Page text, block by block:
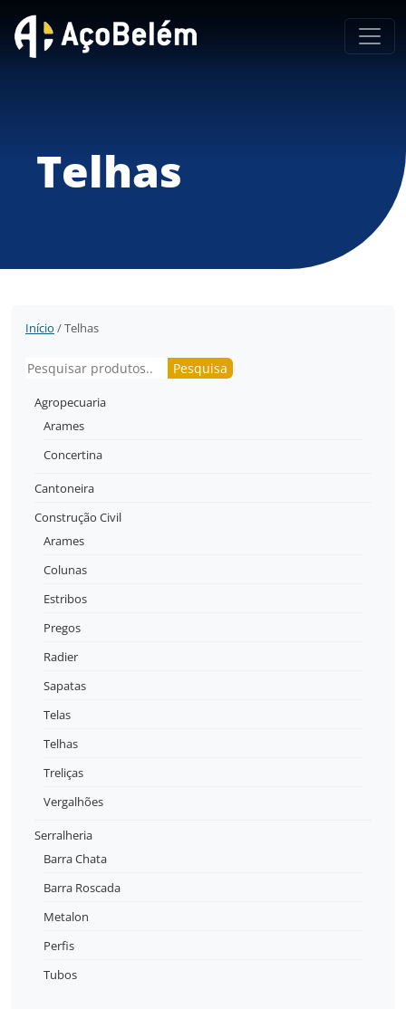
Telhas
Início / Telhas
Pesquisar Pesquisa
Agropecuaria
Arames
Concertina
Cantoneira
Construção Civil
Arames
Colunas
Estribos
Pregos
Radier
Sapatas
Telas
Telhas
Treliças
Vergalhões
Serralheria
Barra Chata
Barra Roscada
Metalon
Perfis
Tubos